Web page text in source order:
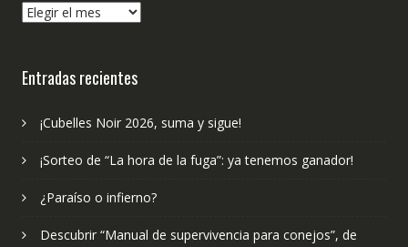
¿Qué
Entradas recientes
¡Cubelles Noir 2026, suma y sigue!
¡Sorteo de “La hora de la fuga”: ya tenemos ganador!
¿Paraíso o infierno?
Descubrir “Manual de supervivencia para conejos”, de